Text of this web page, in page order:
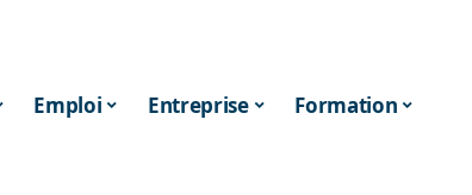
Emploi Entreprise Formation